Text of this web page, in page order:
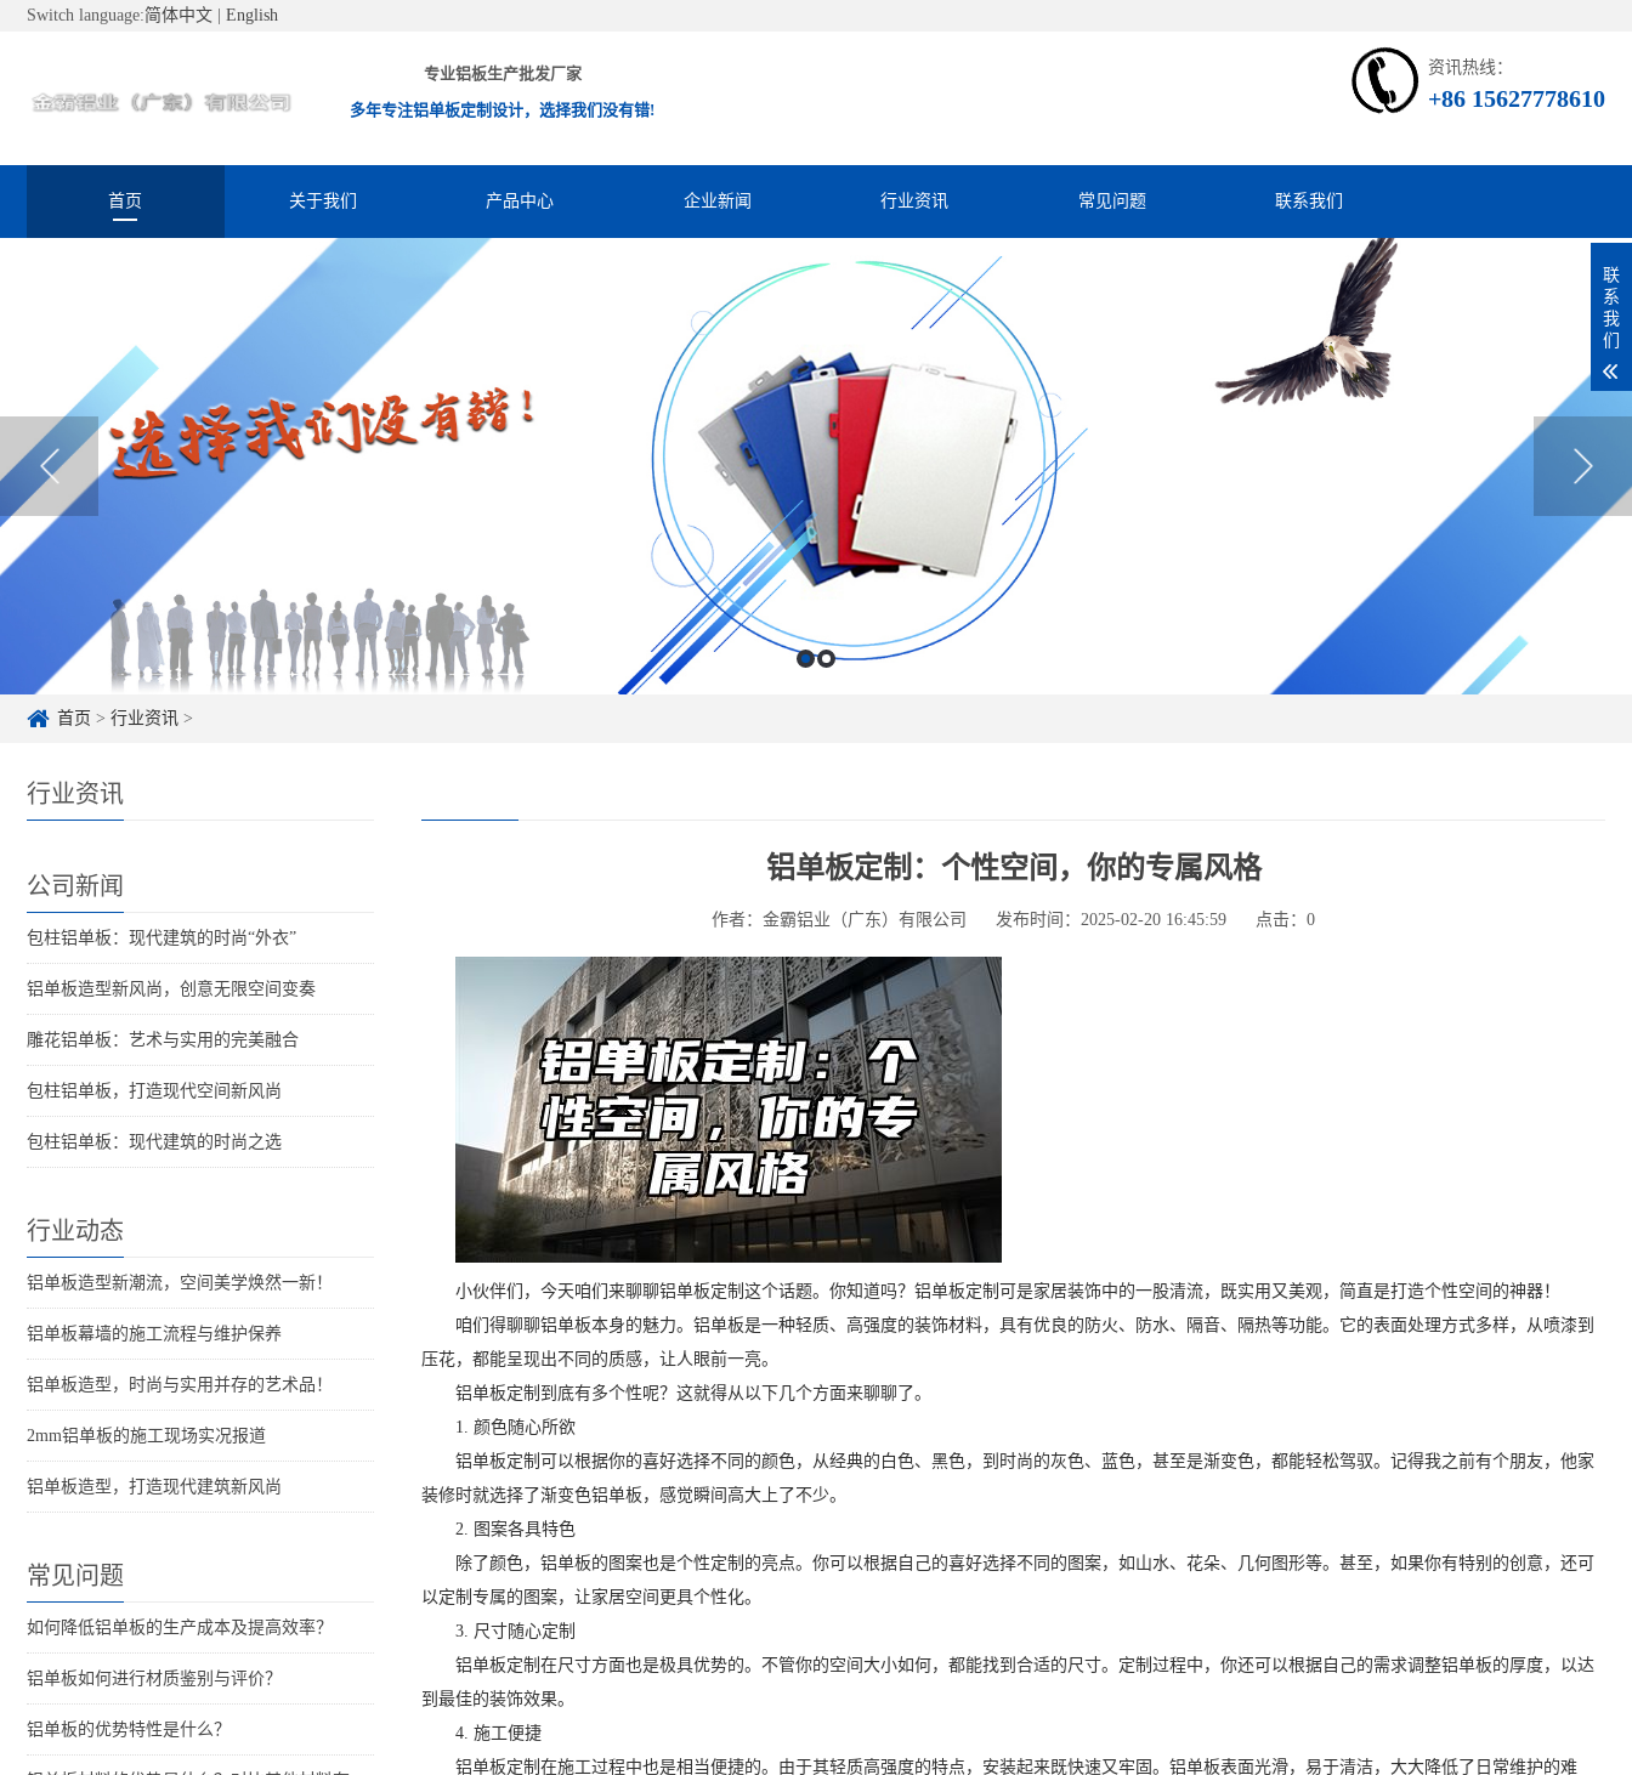
Switch language:简体中文 English
专业铝板生产批发厂家
多年专注铝单板定制设计，选择我们没有错!
资讯热线：
+86 15627778610
首页 关于我们 产品中心 企业新闻 行业资讯 常见问题 联系我们
首页 > 行业资讯 >
行业资讯
公司新闻
包柱铝单板：现代建筑的时尚“外衣”
铝单板造型新风尚，创意无限空间变奏
雕花铝单板：艺术与实用的完美融合
包柱铝单板，打造现代空间新风尚
包柱铝单板：现代建筑的时尚之选
行业动态
铝单板造型新潮流，空间美学焕然一新！
铝单板幕墙的施工流程与维护保养
铝单板造型，时尚与实用并存的艺术品！
2mm铝单板的施工现场实况报道
铝单板造型，打造现代建筑新风尚
常见问题
如何降低铝单板的生产成本及提高效率？
铝单板如何进行材质鉴别与评价？
铝单板的优势特性是什么？
铝单板定制：个性空间，你的专属风格
作者：金霸铝业（广东）有限公司 发布时间：2025-02-20 16:45:59 点击： 0
小伙伴们，今天咱们来聊聊铝单板定制这个话题。你知道吗？铝单板定制可是家居装饰中的一股清流，既实用又美观，简直是打造个性空间的神器！
咱们得聊聊铝单板本身的魅力。铝单板是一种轻质、高强度的装饰材料，具有优良的防火、防水、隔音、隔热等功能。它的表面处理方式多样，从喷漆到
压花，都能呈现出不同的质感，让人眼前一亮。
铝单板定制到底有多个性呢？这就得从以下几个方面来聊聊了。
1. 颜色随心所欲
铝单板定制可以根据你的喜好选择不同的颜色，从经典的白色、黑色，到时尚的灰色、蓝色，甚至是渐变色，都能轻松驾驭。记得我之前有个朋友，他家
装修时就选择了渐变色铝单板，感觉瞬间高大上了不少。
2. 图案各具特色
除了颜色，铝单板的图案也是个性定制的亮点。你可以根据自己的喜好选择不同的图案，如山水、花朵、几何图形等。甚至，如果你有特别的创意，还可
以定制专属的图案，让家居空间更具个性化。
3. 尺寸随心定制
铝单板定制在尺寸方面也是极具优势的。不管你的空间大小如何，都能找到合适的尺寸。定制过程中，你还可以根据自己的需求调整铝单板的厚度，以达
到最佳的装饰效果。
4. 施工便捷
铝单板定制在施工过程中也是相当便捷的。由于其轻质高强度的特点，安装起来既快速又牢固。铝单板表面光滑，易于清洁，大大降低了日常维护的难
联
系
我
们